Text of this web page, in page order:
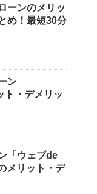
ーンのメリッ
め！最短30分
ン
ト・デメリッ
「ウェブde
メリット・デ